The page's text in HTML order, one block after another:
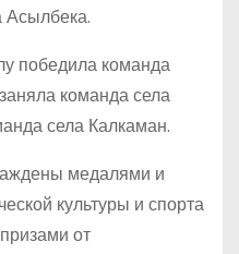
Асылбека.
победила команда
команда села
села Калкаман.
медалями и
культуры и спорта
от